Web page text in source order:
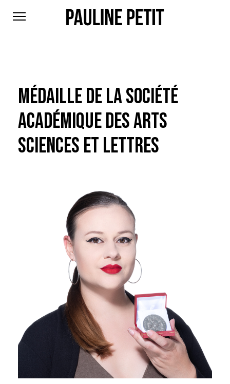
MÉDAILLE DE LA SOCIÉTÉ
ACADÉMIQUE DES ARTS
SCIENCES ET LETTRES